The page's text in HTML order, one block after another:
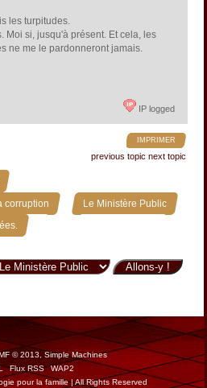
les turpitudes.
Moi si, jusqu'à présent. Et cela, les
ne me le pardonneront jamais.
IP logged
IMPRIMER
previous topic next topic
»
corruption » Le Ministère Public »
© 2013 Simple Machines
Flux RSS
WAP2
pour la famille | All Rights Reserved